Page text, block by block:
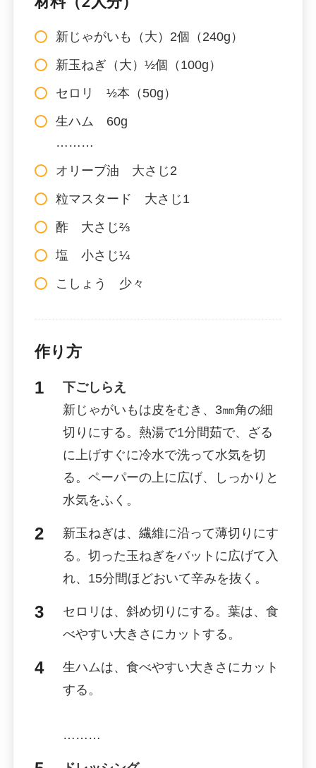
新じゃがいも（大）2個（240g）
新玉ねぎ（大）½個（100g）
セロリ ½本（50g）
生ハム 60g
………
オリーブ油 大さじ2
粒マスタード 大さじ1
酢 大さじ⅔
塩 小さじ¼
こしょう 少々
作り方
下ごしらえ
新じゃがいもは皮をむき、3㎜角の細
切りにする。熱湯で1分間茹で、ざる
に上げすぐに冷水で洗って水気を切
る。ペーパーの上に広げ、しっかりと
水気をふく。
新玉ねぎは、繊維に沿って薄切りにす
る。切った玉ねぎをバットに広げて入
れ、15分間ほどおいて辛みを抜く。
セロリは、斜め切りにする。葉は、食
べやすい大きさにカットする。
生ハムは、食べやすい大きさにカット
する。
………